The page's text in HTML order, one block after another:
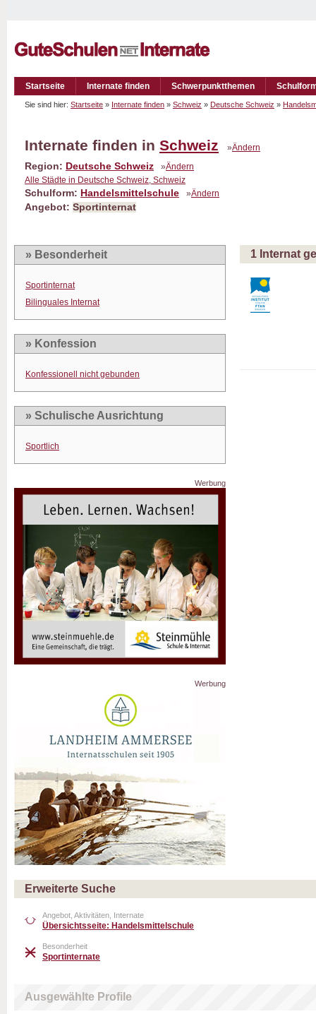
Startseite Internate finden Schwerpunktthemen
Sie sind hier: Startseite » Internate finden » Schweiz » Deutsche Schweiz »
Internate finden in Schweiz »Ändern
Region: Deutsche Schweiz »Ändern
Alle Städte in Deutsche Schweiz, Schweiz
Schulform: Handelsmittelschule »Ändern
Angebot: Sportinternat
» Besonderheit
Sportinternat
Bilinguales Internat
» Konfession
Konfessionell nicht gebunden
» Schulische Ausrichtung
Sportlich
Werbung
Werbung
1 Internat
Erweiterte Suche
Angebot, Aktivitäten, Internate
Übersichtsseite: Handelsmittelschule
Besonderheit
Sportinternate
Ausgewählte Profile